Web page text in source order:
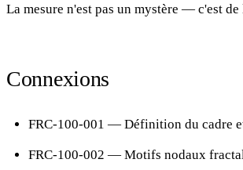
La mesure n'est pas un mystère — c'est
Connexions
FRC-100-001 — Définition du cadre
FRC-100-002 — Motifs nodaux